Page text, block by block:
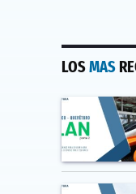
LOSMAS